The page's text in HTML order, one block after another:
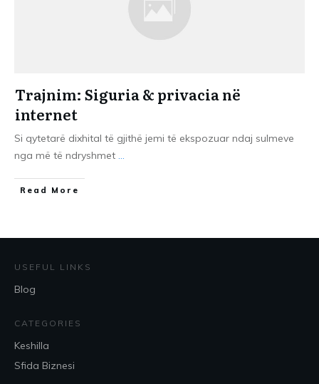
Trajnim: Siguria & privacia në
internet
Si qytetarë dixhital të gjithë jemi të ekspozuar ndaj sulmeve
nga më të ndryshmet ...
​Read More
USEFUL LINKS
Blog
CATEGORIES
Keshilla
Sfida Biznesi